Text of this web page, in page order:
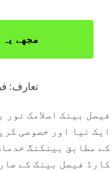
مجھے یہ
تعارف:
فیصل بینک اسلامک
ایک نیا اور خصوصی
کے مطابق بینکنگ
کارڈ فیصل بینک کے